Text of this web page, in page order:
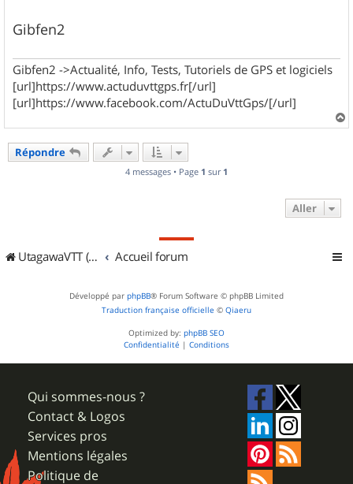
Gibfen2
Gibfen2 ->Actualité, Info, Tests, Tutoriels de GPS et logiciels
[url]https://www.actuduvttgps.fr[/url]
[url]https://www.facebook.com/ActuDuVttGps/[/url]
a
Répondre
4 messages • Page 1 sur 1
Aller
UtagawaVTT (Randos VTT et VTTAE avec traces GPS) Accueil forum
Développé par phpBB® Forum Software © phpBB Limited
Traduction française officielle © Qiaeru
Optimized by: phpBB SEO
Confidentialité | Conditions
Qui sommes-nous ?
Contact & Logos
Services pros
Mentions légales
Politique de